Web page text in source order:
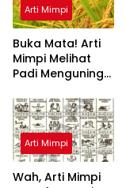
Arti Mimpi
Buka Mata! Arti
Mimpi Melihat
Padi Menguning
Diketahui
Arti Mimpi
Wah, Arti Mimpi